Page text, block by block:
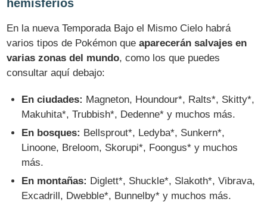
hemisferios
En la nueva Temporada Bajo el Mismo Cielo habrá
varios tipos de Pokémon queaparecerán salvajes en
varias zonas del mundo, como los que puedes
consultar aquí debajo:
En ciudades: Magneton, Houndour*, Ralts*, Skitty*,
Makuhita*, Trubbish*, Dedenne* y muchos más.
En bosques: Bellsprout*, Ledyba*, Sunkern*,
Linoone, Breloom, Skorupi*, Foongus* y muchos
más.
En montañas: Diglett*, Shuckle*, Slakoth*, Vibrava,
Excadrill, Dwebble*, Bunnelby* y muchos más.